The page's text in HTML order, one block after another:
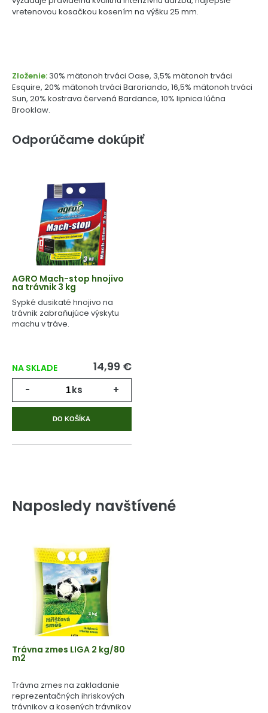
vretenovou kosačkou kosením na výšku 25 mm.
Zloženie: 30% mätonoh trváci Oase, 3,5% mätonoh trváci
Esquire, 20% mätonoh trváci Baroriando, 16,5% mätonoh trváci
Sun, 20% kostrava červená Bardance, 10% lipnica lúčna
Brooklaw.
Odporúčame dokúpiť
AGRO Mach-stop hnojivo
na trávnik 3 kg
Sypké dusikaté hnojivo na
trávnik zabraňujúce výskytu
machu v tráve.
NA SKLADE 14,99 €
- ks +
DO KOŠÍKA
Naposledy navštívené
Trávna zmes LIGA 2 kg/80
m2
Trávna zmes na zakladanie
reprezentačných ihriskových
trávnikov a kosených trávnikov